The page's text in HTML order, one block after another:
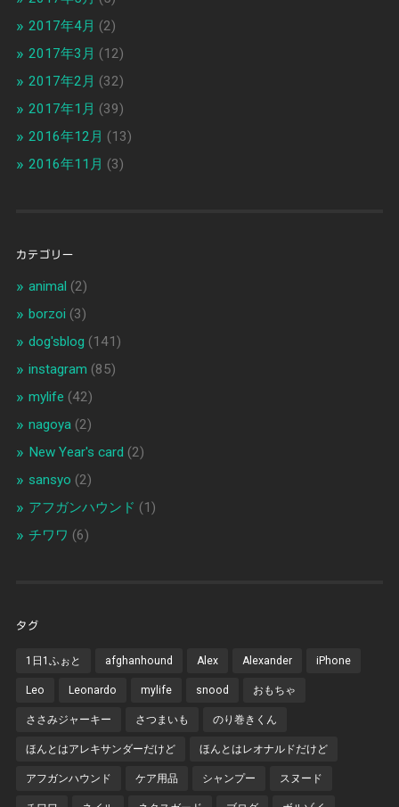
2017年4月 (2)
2017年3月 (12)
2017年2月 (32)
2017年1月 (39)
2016年12月 (13)
2016年11月 (3)
カテゴリー
animal (2)
borzoi (3)
dog'sblog (141)
instagram (85)
mylife (42)
nagoya(2)
New Year's card (2)
sansyo (2)
アフガンハウンド (1)
チワワ (6)
タグ
1日1ふぉと afghanhound Alex Alexander iPhone
Leo Leonardo mylife snood おもちゃ
ささみジャーキー さつまいも のり巻きくん
ほんとはアレキサンダーだけど ほんとはレオナルドだけど
アフガンハウンド ケア用品 シャンプー スヌード